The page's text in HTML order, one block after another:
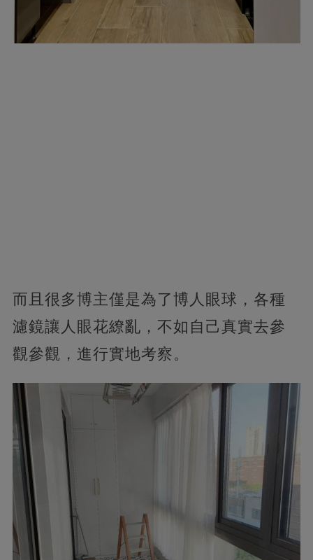
而且很多博主僅是為了博人眼球，各種
濾鏡讓人眼花繚亂，不如自己真實去參
觀參觀，進行實地考察。